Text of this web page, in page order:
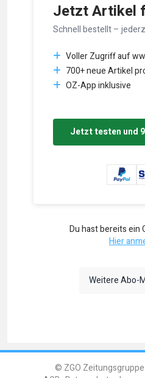
Jetzt Artikel
Schnell bestellt –
Voller Zugriff auf
700+ neue Artikel
OZ-App inklusive
Jetzt testen und
Du hast bereits ein
Hier
Weitere Abo-
© ZGO